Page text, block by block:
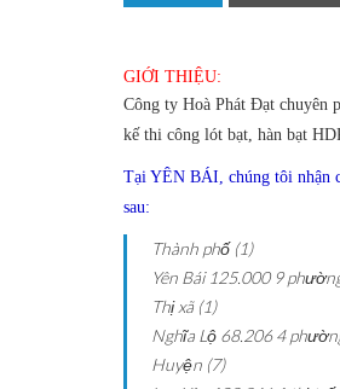
GIỚI THIỆU:
Công ty Hoà Phát Đạt chuyên
kế thi công lót bạt, hàn bạt
Tại YÊN BÁI, chúng tôi nhận
sau:
Thành phố (1)
Yên Bái 125.000 9
Thị xã (1)
Nghĩa Lộ 68.206 4
Huyện (7)